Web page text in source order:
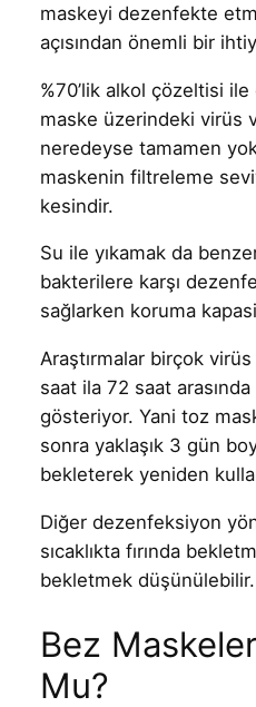
maskeyi dezenfekte
açısından önemli bir
%70’lik alkol çözeltisi
maske üzerindeki virüs
neredeyse tamamen
maskenin filtreleme
kesindir.
Su ile yıkamak da
bakterilere karşı
sağlarken koruma
Araştırmalar birçok
saat ila 72 saat
gösteriyor. Yani toz
sonra yaklaşık 3 gün
bekleterek yeniden
Diğer dezenfeksiyon
sıcaklıkta fırında
bekletmek düşünülebilir.
Bez
Mu?